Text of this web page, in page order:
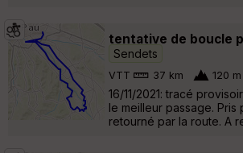
tentative de boucle
Sendets
VTT 37 km 120 m
16/11/2021: tracé
le meilleur passage. Pris
retourné par la route. A